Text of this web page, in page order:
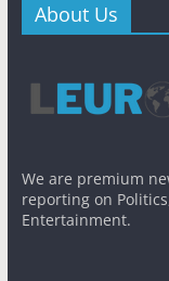
About Us
We are premium
reporting on
Entertainment.